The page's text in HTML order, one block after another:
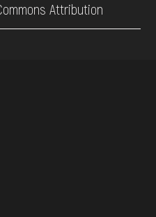
Attribution